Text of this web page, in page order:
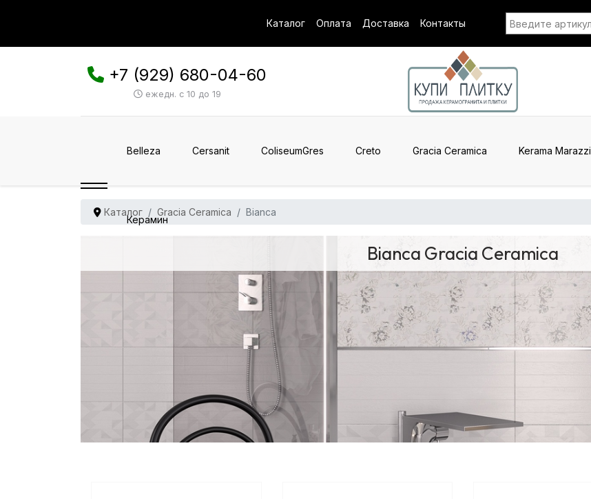
Каталог Оплата Доставка Контакты
+7 (929) 680-04-60
ежедн. с 10 до 19
Belleza Cersanit ColiseumGres Creto Gracia Ceramica Kerama Marazzi
Керамин
Каталог Gracia Ceramica Bianca
Bianca Gracia Ceramica